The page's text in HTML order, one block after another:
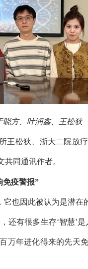
晓方、叶润鑫、王松狄
王松狄、浙大二院放
同通讯作者。
免疫警报”
也因此被认为是潜在
还有很多生存‘智慧’
万年进化得来的先天